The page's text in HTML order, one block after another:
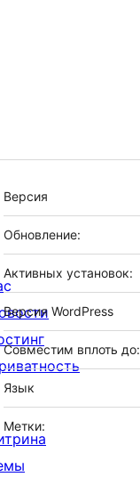
Мета
Версия
Обновление:
Активных установок:
Версия WordPress
Совместим вплоть до:
Язык
Метки: